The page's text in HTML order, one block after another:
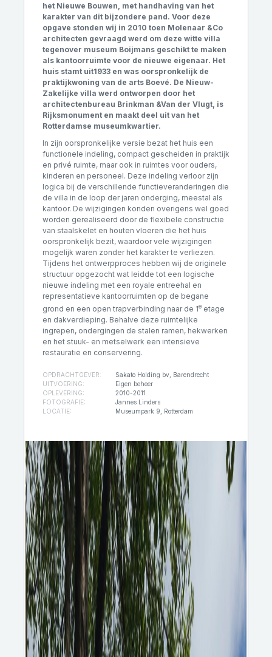
het Nieuwe Bouwen, met handhaving van het
karakter van dit bijzondere pand. Voor deze
opgave stonden wij in 2010 toen Molenaar &Co
architecten gevraagd werd om deze witte villa
tegenover museum Boijmans geschikt te maken
als kantoorruimte voor de nieuwe eigenaar. Het
huis stamt uit1933 en was oorspronkelijk de
praktijkwoning van de arts Boevé. De Nieuw-
Zakelijke villa werd ontworpen door het
architectenbureau Brinkman &Van der Vlugt, is
Rijksmonument en maakt deel uit van het
Rotterdamse museumkwartier.
In zijn oorspronkelijke versie bezat het huis een
functionele indeling, compact gescheiden in praktijk
en privé ruimte, maar ook in ruimtes voor ouders,
kinderen en personeel. Deze indeling verloor zijn
logica bij de verschillende functieveranderingen die
de villa in de loop der jaren onderging, meestal als
kantoor. De wijzigingen konden overigens wel goed
worden gerealiseerd door de flexibele constructie
van staalskelet en houten vloeren die het huis
oorspronkelijk bezit, waardoor vele wijzigingen
mogelijk waren zonder het karakter te verliezen.
Tijdens het ontwerpproces hebben wij de originele
structuur opgezocht wat leidde tot een logische
nieuwe indeling met een royale entreehal en
representatieve kantoorruimten op de begane
grond en een open trapverbinding naar de 1e etage
en dakverdieping. Behalve deze ruimtelijke
ingrepen, ondergingen de stalen ramen, hekwerken
en het stuuk- en metselwerk een intensieve
restauratie en conservering.
OPDRACHTGEVER:
Sakato Holding bv, Barendrecht
UITVOERING:
Eigen beheer
OPLEVERING:
2010-2011
FOTOGRAFIE:
Jannes Linders
LOCATIE:
Museumpark 9, Rotterdam